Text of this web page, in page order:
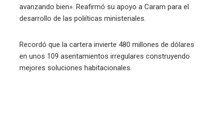
avanzando bien». Reafirmó su apoyo a Caram para el
desarrollo de las poliíticas ministeriales.
Recordó que la cartera invierte 480 millones de dólares
en unos 109 asentamientos irregulares construyendo
mejores soluciones habitacionales.